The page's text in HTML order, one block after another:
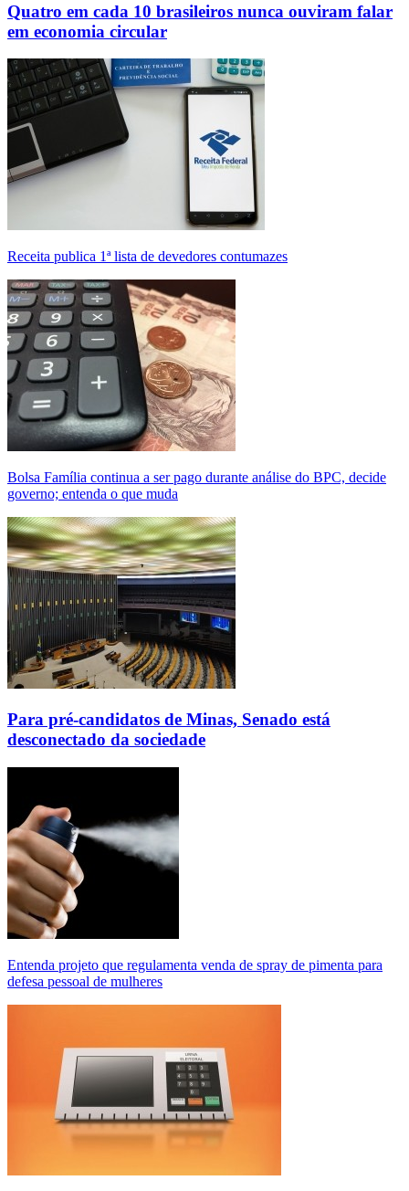
Quatro em cada 10 brasileiros nunca ouviram falar
em economia circular
Receita publica 1ª lista de devedores contumazes
Bolsa Família continua a ser pago durante análise do BPC, decide
governo; entenda o que muda
Para pré-candidatos de Minas, Senado está
desconectado da sociedade
Entenda projeto que regulamenta venda de spray de pimenta para
defesa pessoal de mulheres